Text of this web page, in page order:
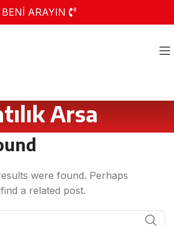
BENİ ARAYIN
Arsa
were found. Perhaps
a related post.